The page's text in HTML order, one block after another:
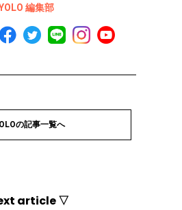
編集部
の記事一覧へ
article ▽